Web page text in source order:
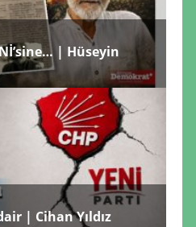
| Hüseyin
| Cihan Yıldız